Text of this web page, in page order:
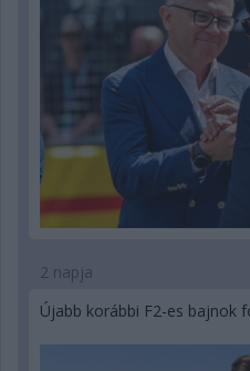
2 napja
Újabb korábbi F2-es bajnok